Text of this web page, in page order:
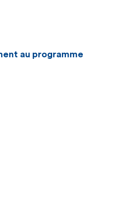
au programme